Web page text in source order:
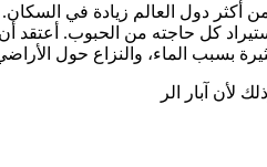
دول العالم زيادة في
كل حاجته من الحبوب.
بسبب الماء، والنزاع حول
لأن آبار الر